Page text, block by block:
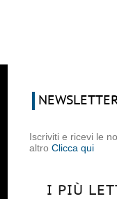
Iscriviti e ricevi le
altroClicca qui
I PIÙ